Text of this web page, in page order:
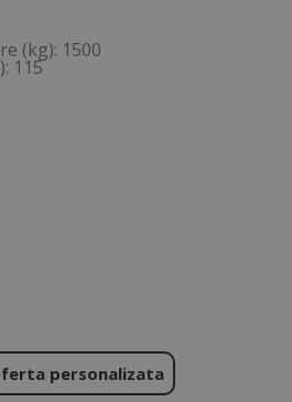
(kg): 1500
115
personalizata